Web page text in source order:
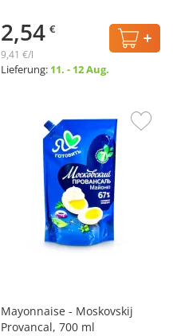
2,54 €
9,41 €/l
Lieferung: 11. - 12 Aug.
Mayonnaise - Moskovskij
Provancal, 700 ml